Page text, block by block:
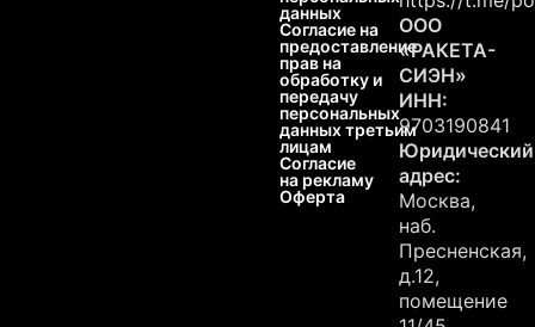
данных
Согласие на
предоставление
прав на
обработку и
передачу
персональных
данных третьим
лицам
Согласие
на рекламу
Оферта
ООО
«РАКЕТА-
СИЭН»
ИНН:
9703190841
Юридический
адрес:
Москва,
наб.
Пресненская,
д.12,
помещение